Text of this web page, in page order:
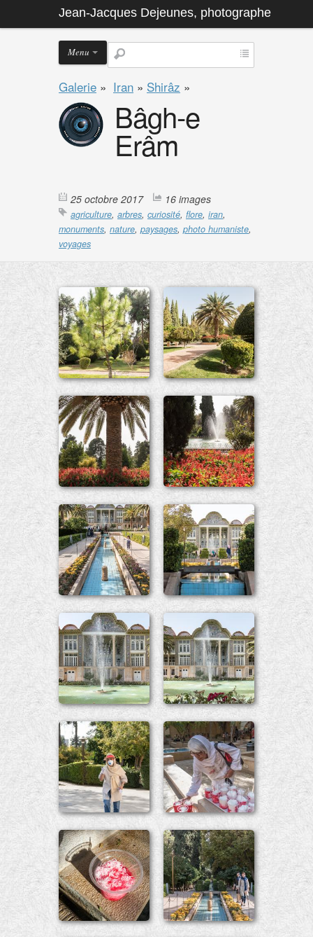
Jean-Jacques Dejeunes, photographe
Menu
Galerie » Iran » Shirâz »
Bâgh-e
Erâm
25 octobre 2017 16 images
agriculture, arbres, curiosité, flore, iran,
monuments, nature, paysages, photo humaniste,
voyages